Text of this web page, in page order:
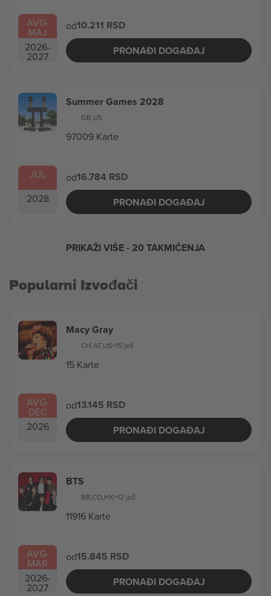
AVG-
MAJ
2026-
2027
od10.211 RSD
PRONAĐI DOGAĐAJ
JUL
2028
Summer Games 2028
GB,US
97009 Karte
od16.784 RSD
PRONAĐI DOGAĐAJ
PRIKAŽI VIŠE- 20 TAKMIČENJA
Popularni Izvođači
AVG-
DEC
2026
Macy Gray
CH,AT,US+15 još
15 Karte
od13.145 RSD
PRONAĐI DOGAĐAJ
AVG-
MAR
2026-
2027
BTS
BR,CO,HK+12 još
11916 Karte
od15.845 RSD
PRONAĐI DOGAĐAJ